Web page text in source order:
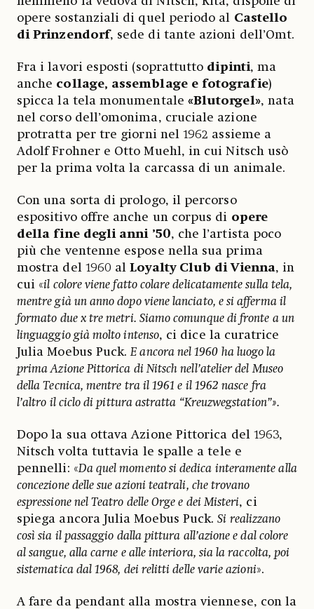
opere sostanziali di quel periodo al Castello
di Prinzendorf, sede di tante azioni dell’Omt.
Fra i lavori esposti (soprattutto dipinti, ma
anche collage, assemblage e fotografie)
spicca la tela monumentale «Blutorgel», nata
nel corso dell’omonima, cruciale azione
protratta per tre giorni nel 1962 assieme a
Adolf Frohner e Otto Muehl, in cui Nitsch usò
per la prima volta la carcassa di un animale.
Con una sorta di prologo, il percorso
espositivo offre anche un corpus di opere
della fine degli anni ’50, che l’artista poco
più che ventenne espose nella sua prima
mostra del 1960 alLoyalty Club di Vienna, in
cui «il colore viene fatto colare delicatamente sulla tela,
mentre già un anno dopo viene lanciato, e si afferma il
formato due x tre metri. Siamo comunque di fronte a un
linguaggio già molto intenso, ci dice la curatrice
Julia Moebus Puck.E ancora nel 1960 ha luogo la
prima Azione Pittorica di Nitsch nell’atelier del Museo
della Tecnica, mentre tra il 1961 e il 1962 nasce fra
l’altro il ciclo di pittura astratta “Kreuzwegstation”».
Dopo la sua ottava Azione Pittorica del 1963,
Nitsch volta tuttavia le spalle a tele e
pennelli: «Da quel momento si dedica interamente alla
concezione delle sue azioni teatrali, che trovano
espressione nel Teatro delle Orge e dei Misteri, ci
spiega ancora Julia Moebus Puck.Si realizzano
così sia il passaggio dalla pittura all’azione e dal colore
al sangue, alla carne e alle interiora, sia la raccolta, poi
sistematica dal 1968, dei relitti delle varie azioni».
A fare da pendant alla mostra viennese, con la